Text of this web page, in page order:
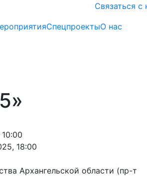
Связаться с
СпецпроектыО нас
18:00
Архангельской области (пр-т